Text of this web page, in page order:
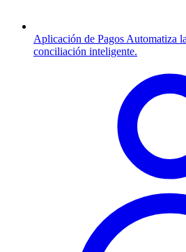
Aplicación de Pagos Automatiza
conciliación inteligente.